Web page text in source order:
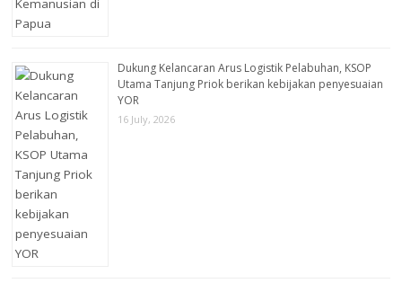
Dukung Kelancaran Arus Logistik Pelabuhan, KSOP
Utama Tanjung Priok berikan kebijakan penyesuaian
YOR
16 July, 2026